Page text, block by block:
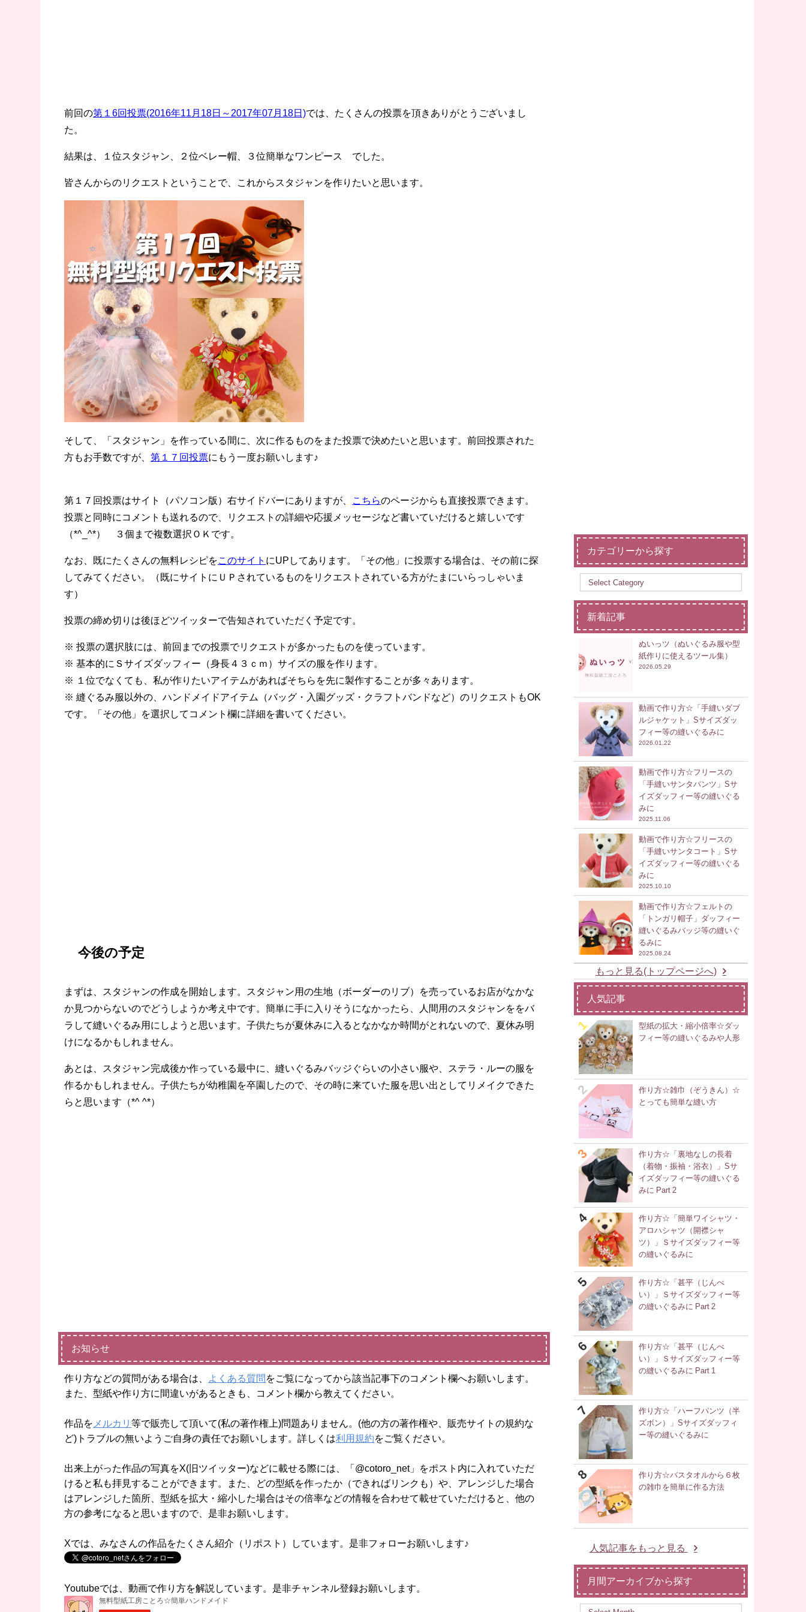
前回の第１6回投票(2016年11月18日～2017年07月18日)では、たくさんの投票を頂きありがとうございまし
た。
結果は、１位スタジャン、２位ベレー帽、３位簡単なワンピース でした。
皆さんからのリクエストということで、これからスタジャンを作りたいと思います。
そして、「スタジャン」を作っている間に、次に作るものをまた投票で決めたいと思います。前回投票された
方もお手数ですが、第１７回投票にもう一度お願いします♪
第１７回投票はサイト（パソコン版）右サイドバーにありますが、 こちらのページからも直接投票できます。
投票と同時にコメントも送れるので、リクエストの詳細や応援メッセージなど書いていだけると嬉しいです
（*^_^*） ３個まで複数選択ＯＫです。
なお、既にたくさんの無料レシピを このサイト にUPしてあります。「その他」に投票する場合は、その前に探
してみてください。（既にサイトにＵＰされているものをリクエストされている方がたまにいらっしゃいま
す）
投票の締め切りは後ほどツイッターで告知されていただく予定です。
※ 投票の選択肢には、前回までの投票でリクエストが多かったものを使っています。
※ 基本的にＳサイズダッフィー（身長４３ｃｍ）サイズの服を作ります。
※ １位でなくても、私が作りたいアイテムがあればそちらを先に製作することが多々あります。
※ 縫ぐるみ服以外の、ハンドメイドアイテム（バッグ・入園グッズ・クラフトバンドなど）のリクエストもOK
です。「その他」を選択してコメント欄に詳細を書いてください。
今後の予定
まずは、スタジャンの作成を開始します。スタジャン用の生地（ボーダーのリブ）を売っているお店がなかな
か見つからないのでどうしようか考え中です。簡単に手に入りそうになかったら、人間用のスタジャンををバ
ラして縫いぐるみ用にしようと思います。子供たちが夏休みに入るとなかなか時間がとれないので、夏休み明
けになるかもしれません。
あとは、スタジャン完成後か作っている最中に、縫いぐるみバッジぐらいの小さい服や、ステラ・ルーの服を
作るかもしれません。子供たちが幼稚園を卒園したので、その時に来ていた服を思い出としてリメイクできた
らと思います（*^ ^*）
お知らせ
作り方などの質問がある場合は、 よくある質問 をご覧になってから該当記事下のコメント欄へお願いします。
また、型紙や作り方に間違いがあるときも、コメント欄から教えてください。
作品を メルカリ等で販売して頂いて(私の著作権上)問題ありません。(他の方の著作権や、販売サイトの規約な
ど)トラブルの無いようご自身の責任でお願いします。詳しくは利用規約をご覧ください。
出来上がった作品の写真をX(旧ツイッター)などに載せる際には、「@cotoro_net」をポスト内に入れていただ
けると私も拝見することができます。また、どの型紙を作ったか（できればリンクも）や、アレンジした場合
はアレンジした箇所、型紙を拡大・縮小した場合はその倍率などの情報を合わせて載せていただけると、他の
方の参考になると思いますので、是非お願いします。
Xでは、みなさんの作品をたくさん紹介（リポスト）しています。是非フォローお願いします♪
Youtubeでは、動画で作り方を解説しています。是非チャンネル登録お願いします。
カテゴリーから探す
新着記事
ぬいっツ（ぬいぐるみ服や型
紙作りに使えるツール集）
2026.05.29
動画で作り方☆「手縫いダブ
ルジャケット」Sサイズダッ
フィー等の縫いぐるみに
2026.01.22
動画で作り方☆フリースの
「手縫いサンタパンツ」Sサ
イズダッフィー等の縫いぐる
みに
2025.11.06
動画で作り方☆フリースの
「手縫いサンタコート」Sサ
イズダッフィー等の縫いぐる
みに
2025.10.10
動画で作り方☆フェルトの
「トンガリ帽子」ダッフィー
縫いぐるみバッジ等の縫いぐ
るみに
2025.08.24
もっと見る(トップページへ)
人気記事
型紙の拡大・縮小倍率☆ダッ
フィー等の縫いぐるみや人形
作り方☆雑巾（ぞうきん）☆
とっても簡単な縫い方
作り方☆「裏地なしの長着
（着物・振袖・浴衣）」Sサ
イズダッフィー等の縫いぐる
みに Part 2
作り方☆「簡単ワイシャツ・
アロハシャツ（開襟シャ
ツ）」Ｓサイズダッフィー等
の縫いぐるみに
作り方☆「甚平（じんべ
い）」Ｓサイズダッフィー等
の縫いぐるみに Part 2
作り方☆「甚平（じんべ
い）」Ｓサイズダッフィー等
の縫いぐるみに Part 1
作り方☆「ハーフパンツ（半
ズボン）」Sサイズダッフィ
ー等の縫いぐるみに
作り方☆バスタオルから６枚
の雑巾を簡単に作る方法
人気記事をもっと見る
月間アーカイブから探す